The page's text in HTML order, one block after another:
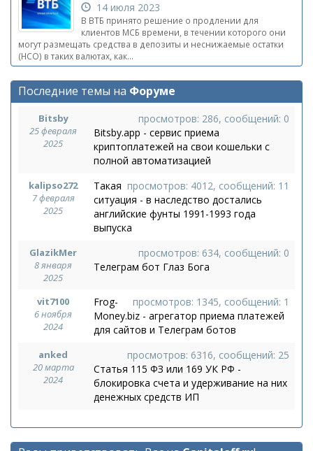
14 июля 2023
В ВТБ принято решение о продлении для
клиентов МСБ времени, в течении которого они
могут размещать средства в депозиты и неснижаемые остатки
(НСО) в таких валютах, как...
Последние темы на Форуме
Bitsby
25 февраля
2025
просмотров: 286, сообщений: 0
Bitsby.app - сервис приема
криптоплатежей на свои кошельки с
полной автоматизацией
kalipso272
7 февраля
2025
просмотров: 4012, сообщений: 11
Такая
ситуация - в наследство достались
английские фунты 1991-1993 года
выпуска
GlazikMer
8 января
2025
просмотров: 634, сообщений: 0
Телеграм бот Глаз Бога
vit7100
6 ноября
2024
просмотров: 1345, сообщений: 1
Frog-
Money.biz - агрегатор приема платежей
для сайтов и Телеграм ботов
anked
20 марта
2024
просмотров: 6316, сообщений: 25
Статья 115 ФЗ или 169 УК РФ -
блокировка счета и удерживание на них
денежных средств ИП